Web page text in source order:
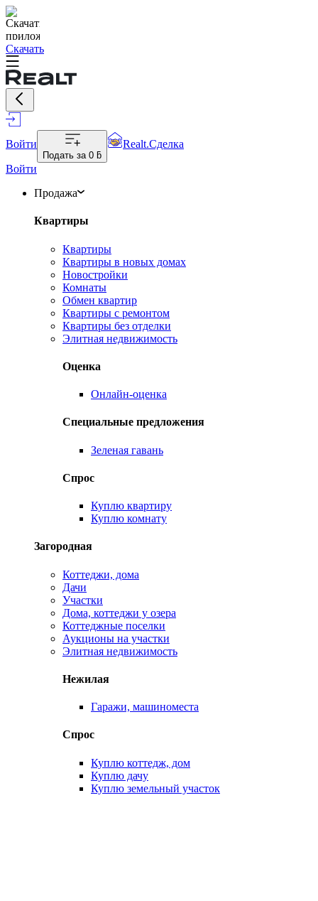
Скачать
Войти
Подать за 0 ƃ
Realt.Сделка
Войти
Продажа
Квартиры
Квартиры
Квартиры в новых домах
Новостройки
Комнаты
Обмен квартир
Квартиры с ремонтом
Квартиры без отделки
Элитная недвижимость
Оценка
Онлайн-оценка
Специальные предложения
Зеленая гавань
Спрос
Куплю квартиру
Куплю комнату
Загородная
Коттеджи, дома
Дачи
Участки
Дома, коттеджи у озера
Коттеджные поселки
Аукционы на участки
Элитная недвижимость
Нежилая
Гаражи, машиноместа
Спрос
Куплю коттедж, дом
Куплю дачу
Куплю земельный участок